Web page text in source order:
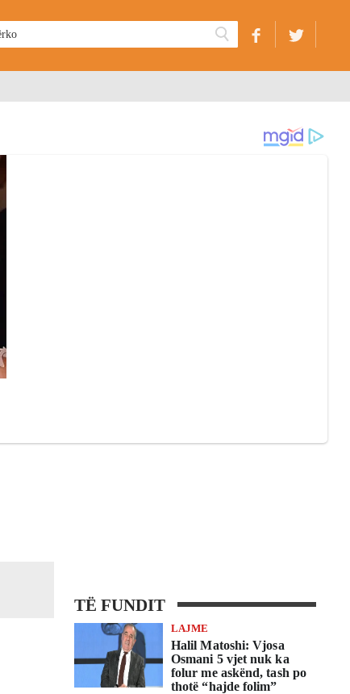
TË FUNDIT
LAJME
Halil Matoshi: Vjosa
Osmani 5 vjet nuk ka
folur me askënd, tash po
thotë “hajde folim”